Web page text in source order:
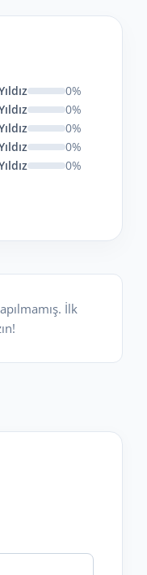
0%
0%
0%
0%
0%
İlk